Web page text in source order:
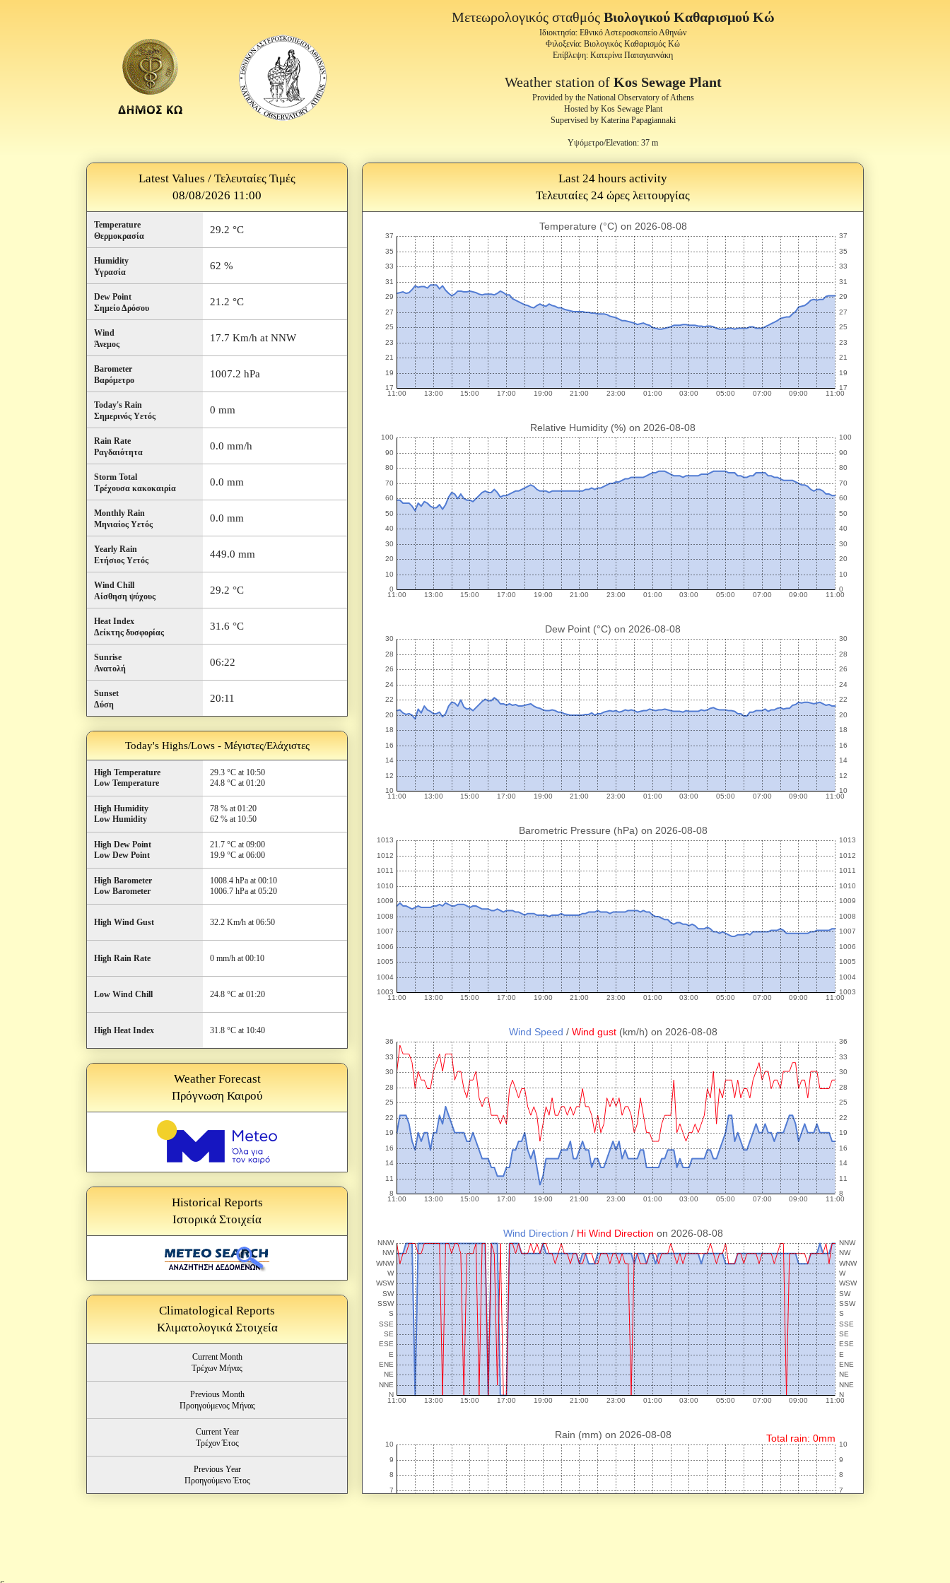
Μετεωρολογικός σταθμός Βιολογικού Καθαρισμού Κώ
Ιδιοκτησία: Εθνικό Αστεροσκοπείο Αθηνών
Φιλοξενία: Βιολογικός Καθαρισμός Κώ
Επίβλεψη: Kατερίνα Παπαγιαννάκη
Weather station of Kos Sewage Plant
Provided by the National Observatory of Athens
Hosted by Kos Sewage Plant
Supervised by Katerina Papagiannaki
Υψόμετρο/Elevation: 37 m
Latest Values / Τελευταίες Τιμές
08/08/2026 11:00
Temperature
Θερμοκρασία
29.2 °C
Humidity
Υγρασία
62 %
Dew Point
Σημείο Δρόσου
21.2 °C
Wind
Άνεμος
17.7 Km/h at NNW
Barometer
Βαρόμετρο
1007.2 hPa
Today's Rain
Σημερινός Υετός
0 mm
Rain Rate
Ραγδαιότητα
0.0 mm/h
Storm Total
Τρέχουσα κακοκαιρία
0.0 mm
Monthly Rain
Μηνιαίος Υετός
0.0 mm
Yearly Rain
Ετήσιος Υετός
449.0 mm
Wind Chill
Αίσθηση ψύχους
29.2 °C
Heat Index
Δείκτης δυσφορίας
31.6 °C
Sunrise
Ανατολή
06:22
Sunset
Δύση
20:11
Today's Highs/Lows - Μέγιστες/Ελάχιστες
High Temperature
Low Temperature
29.3 °C at 10:50
24.8 °C at 01:20
High Humidity
Low Humidity
78 % at 01:20
62 % at 10:50
High Dew Point
Low Dew Point
21.7 °C at 09:00
19.9 °C at 06:00
High Barometer
Low Barometer
1008.4 hPa at 00:10
1006.7 hPa at 05:20
High Wind Gust 32.2 Km/h at 06:50
High Rain Rate 0 mm/h at 00:10
Low Wind Chill 24.8 °C at 01:20
High Heat Index 31.8 °C at 10:40
Weather Forecast
Πρόγνωση Καιρού
Historical Reports
Ιστορικά Στοιχεία
Climatological Reports
Κλιματολογικά Στοιχεία
Current Month
Τρέχων Μήνας
Previous Month
Προηγούμενος Μήνας
Current Year
Τρέχον Έτος
Previous Year
Προηγούμενο Έτος
Last 24 hours activity
Τελευταίες 24 ώρες λειτουργίας